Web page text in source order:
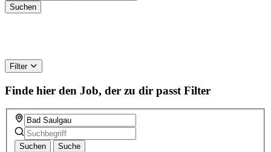
Filter
Finde hier den Job, der zu dir passt Filter
Suchen Suche